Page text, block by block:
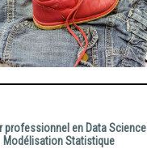
professionnel en Data Science
Modélisation Statistique